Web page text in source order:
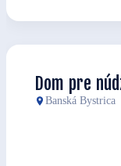
Dom pre
Banská Bystrica